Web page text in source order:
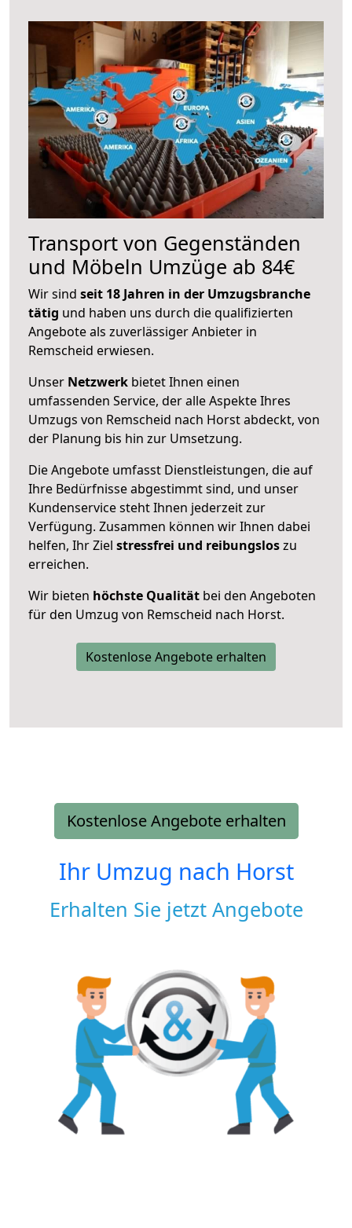
Transport von Gegenständen
und Möbeln Umzüge ab 84€
Wir sind seit 18 Jahren in der Umzugsbranche
tätig und haben uns durch die qualifizierten
Angebote als zuverlässiger Anbieter in
Remscheid erwiesen.
Unser Netzwerk bietet Ihnen einen
umfassenden Service, der alle Aspekte Ihres
Umzugs von Remscheid nach Horst abdeckt, von
der Planung bis hin zur Umsetzung.
Die Angebote umfasst Dienstleistungen, die auf
Ihre Bedürfnisse abgestimmt sind, und unser
Kundenservice steht Ihnen jederzeit zur
Verfügung. Zusammen können wir Ihnen dabei
helfen, Ihr Ziel stressfrei und reibungsloszu
erreichen.
Wir bieten höchste Qualität bei den Angeboten
für den Umzug von Remscheid nach Horst.
Kostenlose Angebote erhalten
Kostenlose Angebote erhalten
Ihr Umzug nach Horst
Erhalten Sie jetzt Angebote